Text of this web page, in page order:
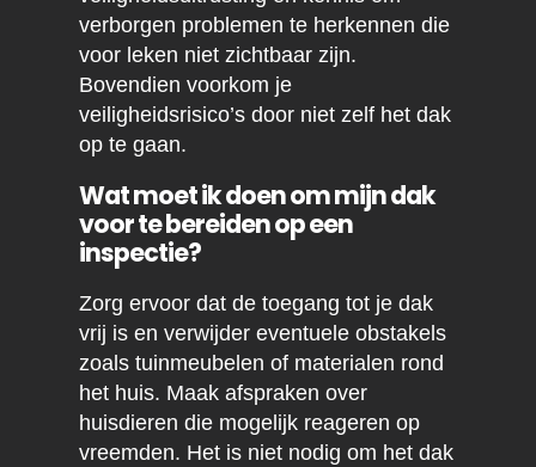
verborgen problemen te herkennen die
voor leken niet zichtbaar zijn.
Bovendien voorkom je
veiligheidsrisico’s door niet zelf het dak
op te gaan.
Wat moet ik doen om mijn dak
voor te bereiden op een
inspectie?
Zorg ervoor dat de toegang tot je dak
vrij is en verwijder eventuele obstakels
zoals tuinmeubelen of materialen rond
het huis. Maak afspraken over
huisdieren die mogelijk reageren op
vreemden. Het is niet nodig om het dak